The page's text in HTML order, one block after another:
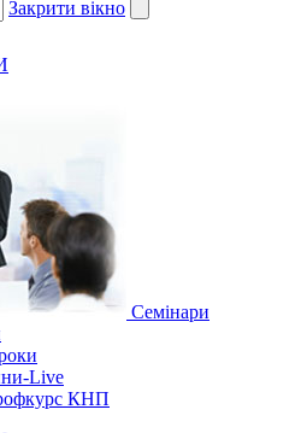
Закрити вікно
Семінари
Live
КНП